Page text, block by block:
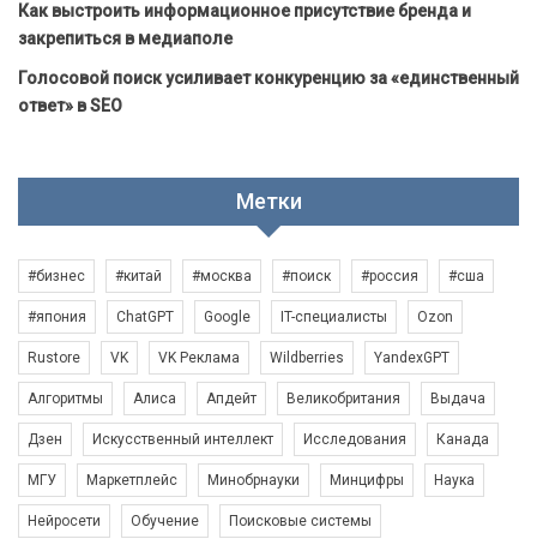
Как выстроить информационное присутствие бренда и
закрепиться в медиаполе
Голосовой поиск усиливает конкуренцию за «единственный
ответ» в SEO
Метки
#бизнес #китай #москва #поиск #россия #сша
#япония ChatGPT Google IT-специалисты Ozon
Rustore VK VK Реклама Wildberries YandexGPT
Алгоритмы Алиса Апдейт Великобритания Выдача
Дзен Искусственный интеллект Исследования Канада
МГУ Маркетплейс Минобрнауки Минцифры Наука
Нейросети Обучение Поисковые системы